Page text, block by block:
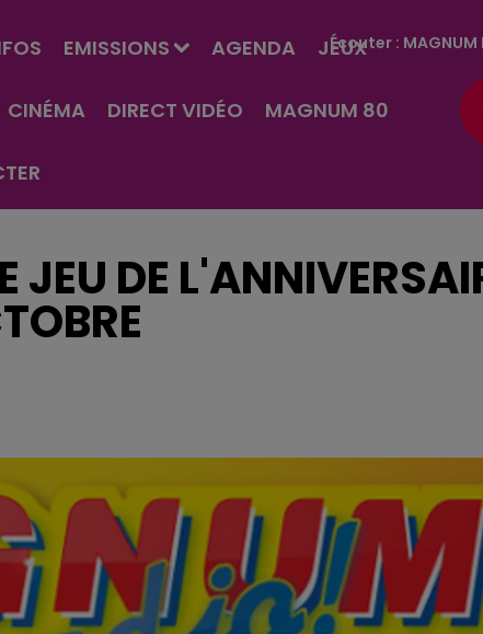
EMISSIONS AGENDA JEUX
CINÉMA DIRECT VIDÉO MAGNUM 80
Écouter :
DE